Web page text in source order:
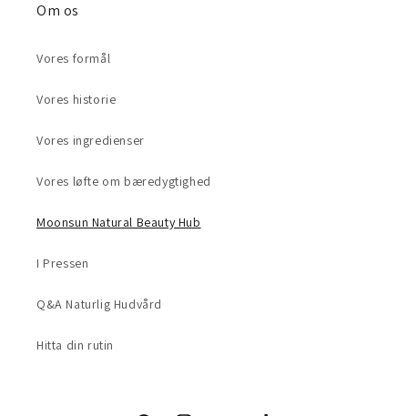
Om os
Vores formål
Vores historie
Vores ingredienser
Vores løfte om bæredygtighed
Moonsun Natural Beauty Hub
I Pressen
Q&A Naturlig Hudvård
Hitta din rutin